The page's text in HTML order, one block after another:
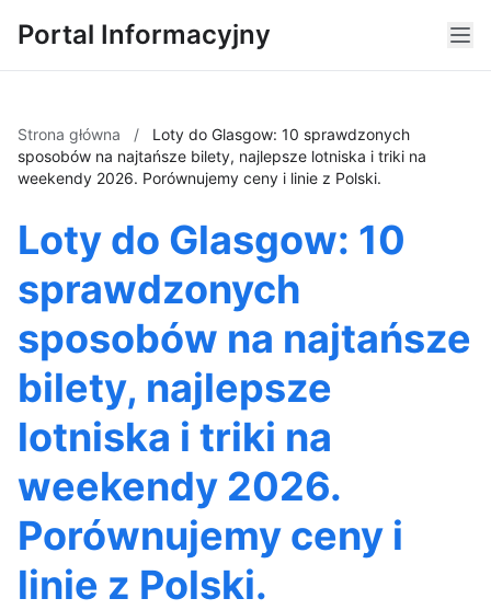
Portal Informacyjny
Strona główna /
Loty do Glasgow: 10 sprawdzonych
sposobów na najtańsze bilety, najlepsze lotniska i triki na
weekendy 2026. Porównujemy ceny i linie z Polski.
Loty do Glasgow: 10
sprawdzonych
sposobów na najtańsze
bilety, najlepsze
lotniska i triki na
weekendy 2026.
Porównujemy ceny i
linie z Polski.